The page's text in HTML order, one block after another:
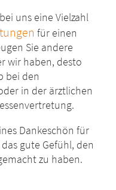
uns eine Vielzahl
für einen
Sie andere
wir haben, desto
bei den
in der ärztlichen
Dankeschön für
gute Gefühl, den
zu haben.